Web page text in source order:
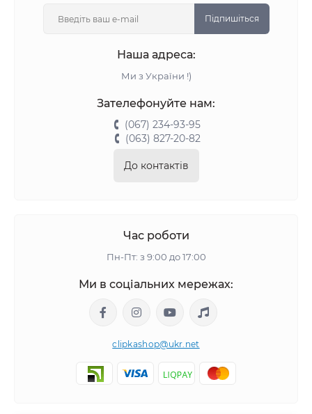
Підпишіться
Наша адреса:
Ми з України !)
Зателефонуйте нам:
(067) 234-93-95
(063) 827-20-82
До контактів
Час роботи
Пн-Пт: з 9:00 до 17:00
Ми в соціальних мережах:
clipkashop@ukr.net